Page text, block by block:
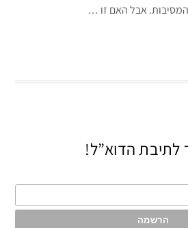
אבל האם זו …
לתיבת הדוא”ל!